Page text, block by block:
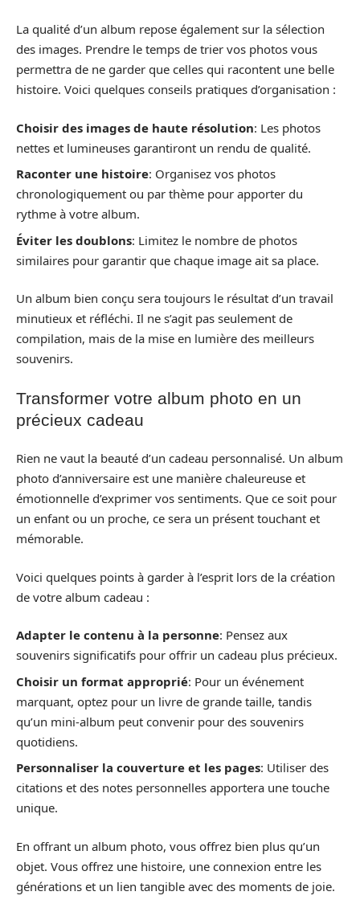
La qualité d’un album repose également sur la sélection
des images. Prendre le temps de trier vos photos vous
permettra de ne garder que celles qui racontent une belle
histoire. Voici quelques conseils pratiques d’organisation :
Choisir des images de haute résolution: Les photos
nettes et lumineuses garantiront un rendu de qualité.
Raconter une histoire: Organisez vos photos
chronologiquement ou par thème pour apporter du
rythme à votre album.
Éviter les doublons: Limitez le nombre de photos
similaires pour garantir que chaque image ait sa place.
Un album bien conçu sera toujours le résultat d’un travail
minutieux et réfléchi. Il ne s’agit pas seulement de
compilation, mais de la mise en lumière des meilleurs
souvenirs.
Transformer votre album photo en un
précieux cadeau
Rien ne vaut la beauté d’un cadeau personnalisé. Un album
photo d’anniversaire est une manière chaleureuse et
émotionnelle d’exprimer vos sentiments. Que ce soit pour
un enfant ou un proche, ce sera un présent touchant et
mémorable.
Voici quelques points à garder à l’esprit lors de la création
de votre album cadeau :
Adapter le contenu à la personne: Pensez aux
souvenirs significatifs pour offrir un cadeau plus précieux.
Choisir un format approprié: Pour un événement
marquant, optez pour un livre de grande taille, tandis
qu’un mini-album peut convenir pour des souvenirs
quotidiens.
Personnaliser la couverture et les pages: Utiliser des
citations et des notes personnelles apportera une touche
unique.
En offrant un album photo, vous offrez bien plus qu’un
objet. Vous offrez une histoire, une connexion entre les
générations et un lien tangible avec des moments de joie.